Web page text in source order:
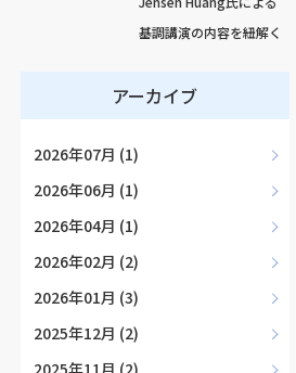
基調講演の内容を紐解く
アーカイブ
2026年07月 (1)
2026年06月 (1)
2026年04月 (1)
2026年02月 (2)
2026年01月 (3)
2025年12月 (2)
2025年11月 (2)